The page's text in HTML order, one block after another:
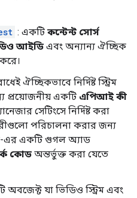
: একটি কন্টেন্ট সোর্স
আইডি এবং অন্যান্য ঐচ্ছিক
করে।
ঐচ্ছিকভাবে নির্দিষ্ট স্ট্রিম
প্রয়োজনীয় একটি এপিআই কী
সেটিংসে নির্দিষ্ট করা
পরিচালনা করার জন্য
একটি গুগল অ্যাড
কোড অন্তর্ভুক্ত করা যেতে
অবজেক্ট যা ভিডিও স্ট্রিম এবং